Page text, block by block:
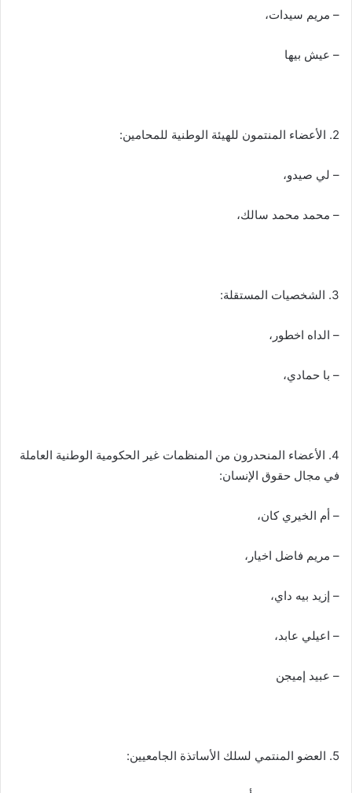
– مريم سيدات،
– عيش بيها
2. الأعضاء المنتمون للهيئة الوطنية للمحامين:
– لي صيدو،
– محمد محمد سالك،
3. الشخصيات المستقلة:
– الداه اخطور،
– با حمادي،
4. الأعضاء المنحدرون من المنظمات غير الحكومية الوطنية العاملة
في مجال حقوق الإنسان:
– أم الخيري كان،
– مريم فاضل اخيار،
– إزيد بيه داي،
– اعيلي عابد،
– عبيد إميجن
5. العضو المنتمي لسلك الأساتذة الجامعيين: